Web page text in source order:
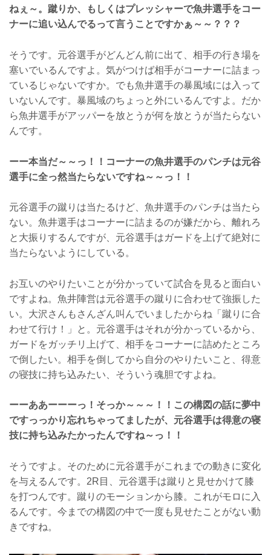
ねぇ～。蹴りか、もしくはプレッシャーで魚井選手をコー
ナーに追い込んでるって言うことですかぁ～～？？？
そうです。元谷選手がどんどん前に出て、相手の行き場を
塞いでいるんですよ。気がつけば相手がコーナーに詰まっ
ているじゃないですか。でも魚井選手の暴風域には入って
いないんです。暴風域のちょっと外にいるんですよ。だか
ら魚井選手がアッパーを放とうが何を放とうが当たらない
んです。
ーー本当だ～～っ！！コーナーの魚井選手のパンチは元谷
選手に全っ然当たらないですね～～っ！！
元谷選手の蹴りは当たるけど、魚井選手のパンチは当たら
ない。魚井選手はコーナーに詰まるのが嫌だから、離れろ
と大振りするんですが、元谷選手はガードを上げて絶対に
当たらないようにしている。
お互いのやりたいことが分かっていて試合を見ると面白い
ですよね。魚井陣営は元谷選手の蹴りに合わせて強振した
い。大沢さんもさんざん叫んでいましたからね「蹴りに合
わせて行け！」と。元谷選手はそれが分かっているから、
ガードをガッチリ上げて、相手をコーナーに詰めたところ
で倒したい。相手を倒してから自分のやりたいこと、得意
の寝技に持ち込みたい、そういう魂胆ですよね。
ーーああーーーっ！そっか～～～！！この構図の話に夢中
ですっっかり忘れちゃってましたが、元谷選手は得意の寝
技に持ち込みたかったんですね～っ！！
そうですよ。そのために元谷選手がこれまでの動きに変化
を与えるんです。2R目、元谷選手は蹴りと見せかけて膝
を打つんです。蹴りのモーションから膝。これがモロに入
るんです。今までの構図の中で一度も見せたことがない動
きですね。